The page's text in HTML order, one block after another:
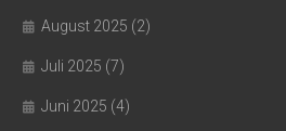
August 2025 (2)
Juli 2025 (7)
Juni 2025 (4)